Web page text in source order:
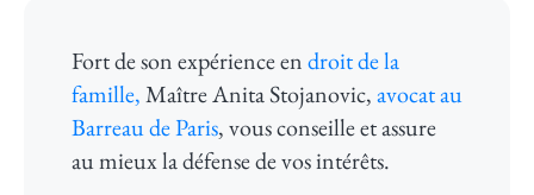
Fort de son expérience endroit de la
famille,Maître Anita Stojanovic,avocat au
Barreau de Paris, vous conseille et assure
au mieux la défense de vos intérêts.